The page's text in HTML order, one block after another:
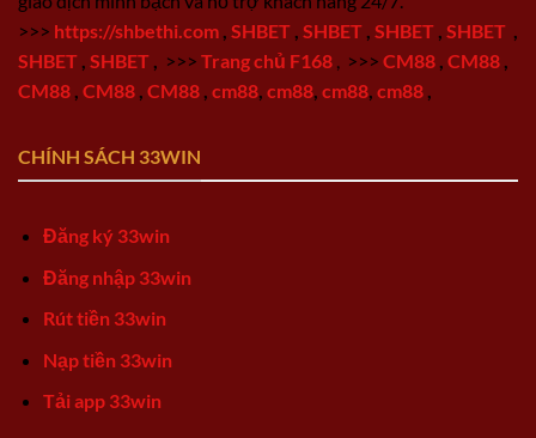
>>> https://shbethi.com SHBET SHBET SHBET SHBET
SHBET SHBET >>> Trang chủ F168 >>> CM88 CM88
CM88 CM88 CM88 cm88 cm88 cm88 cm88
CHÍNH SÁCH 33WIN
Đăng ký 33win
Đăng nhập 33win
Rút tiền 33win
Nạp tiền 33win
Tải app 33win